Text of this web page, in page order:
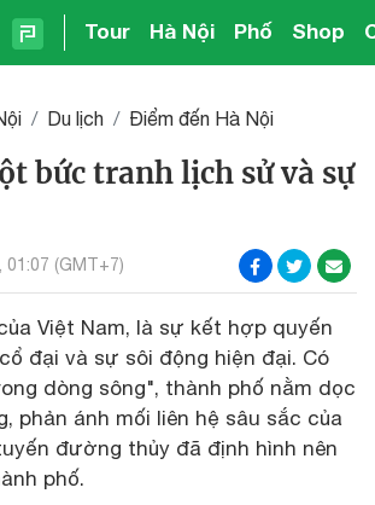
Tour Hà Nội Phố Shop
Du lịch Điểm đến Hà Nội
bức tranh lịch sử và sự
(GMT+7)
Việt Nam, là sự kết hợp quyến
đại và sự sôi động hiện đại. Có
dòng sông", thành phố nằm dọc
phản ánh mối liên hệ sâu sắc của
đường thủy đã định hình nên
phố.